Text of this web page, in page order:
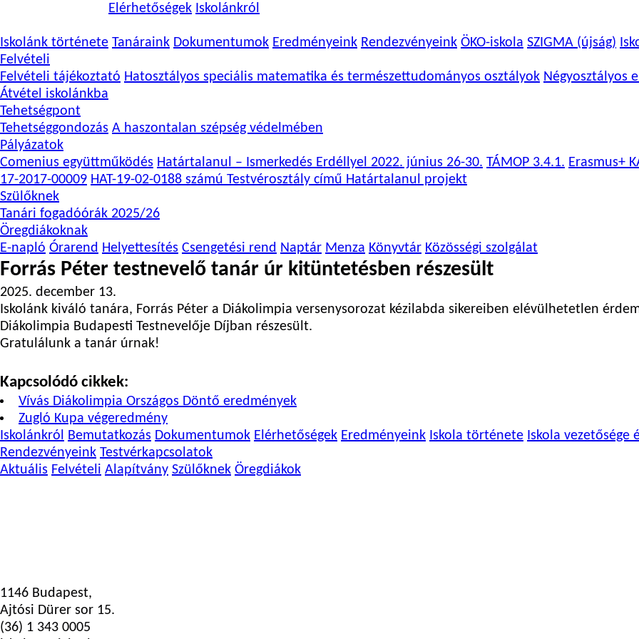
Elérhetőségek Iskolánkról
Iskolánk története Tanáraink Dokumentumok Eredményeink Rendezvényeink ÖKO-iskola SZIGMA (újság)
Felvételi
Felvételi tájékoztató Hatosztályos speciális matematika és természettudományos osztályok Négyosztályos
Átvétel iskolánkba
Tehetségpont
Tehetséggondozás A haszontalan szépség védelmében
Pályázatok
Comenius együttműködés Határtalanul – Ismerkedés Erdéllyel 2022. június 26-30. TÁMOP 3.4.1. Erasmus+
17-2017-00009 HAT-19-02-0188 számú Testvérosztály című Határtalanul projekt
Szülőknek
Tanári fogadóórák 2025/26
Öregdiákoknak
E-napló Órarend Helyettesítés Csengetési rend Naptár Menza Könyvtár Közösségi szolgálat
Forrás Péter testnevelő tanár úr kitüntetésben részesült
2025. december 13.
Iskolánk kiváló tanára, Forrás Péter a Diákolimpia versenysorozat kézilabda sikereiben elévülhetetlen
Diákolimpia Budapesti Testnevelője Díjban részesült.
Gratulálunk a tanár úrnak!
Kapcsolódó cikkek:
Vívás Diákolimpia Országos Döntő eredmények
Zugló Kupa végeredmény
Iskolánkról Bemutatkozás Dokumentumok Elérhetőségek Eredményeink Iskola története Iskola vezetősége
Rendezvényeink Testvérkapcsolatok
Aktuális Felvételi Alapítvány Szülőknek Öregdiákok
1146 Budapest,
Ajtósi Dürer sor 15.
(36) 1 343 0005